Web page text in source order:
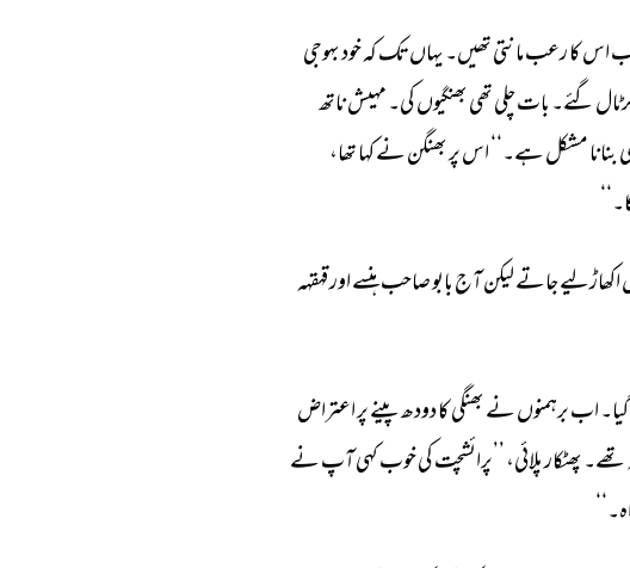
اس کا رعب مانتی تھیں۔ یہاں تک کہ خود بہوجی
گئے۔ بات چلی تھی بھنگیوں کی۔ مہیش ناتھ
بنانا مشکل ہے۔‘‘ اس پر بھنگن نے کہا تھا،
اکھاڑلیے جاتے لیکن آج بابو صاحب ہنسے اور قہقہہ
گیا۔ اب برہمنوں نے بھنگی کا دودھ پینے پر اعتراض
تھے۔ پھٹکار پلائی، ’’پرائشچت کی خوب کہی آپ نے